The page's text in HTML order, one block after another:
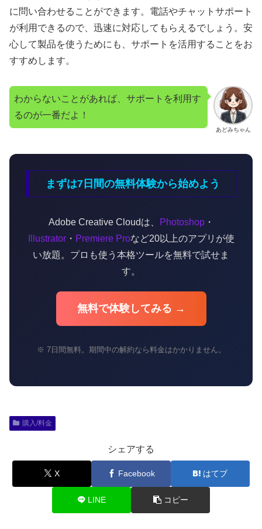
に問い合わせることができます。電話やチャットサポート
が利用できるので、迅速に対応してもらえるでしょう。安
心して製品を使うためにも、サポートを活用することをお
すすめします。
あどみちゃん
わからないことがあれば、サポートを利用す
るのが一番だよ！
まずは7日間の無料体験から始めよう
Adobe Creative Cloudは、 Photoshop・
Illustrator・ Premiere Proなど20以上のアプリが使
い放題。プロも使う本格ツールを無料で試せま
す。
無料で体験してみる →
※ 7日間無料。期間中の解約なら料金はかかりません。
購入/料金
シェアする
X Facebook はてブ
LINE コピー